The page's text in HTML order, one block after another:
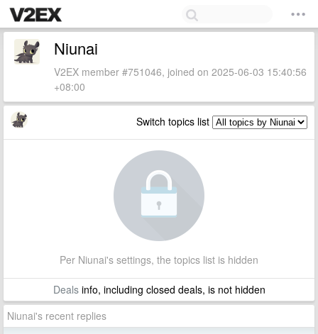
Niunai
V2EX member #751046, joined on 2025-06-03 15:40:56
+08:00
Switch topics list
Per Niunai's settings, the topics list is hidden
Dealsinfo, including closed deals, is not hidden
Niunai's recent replies